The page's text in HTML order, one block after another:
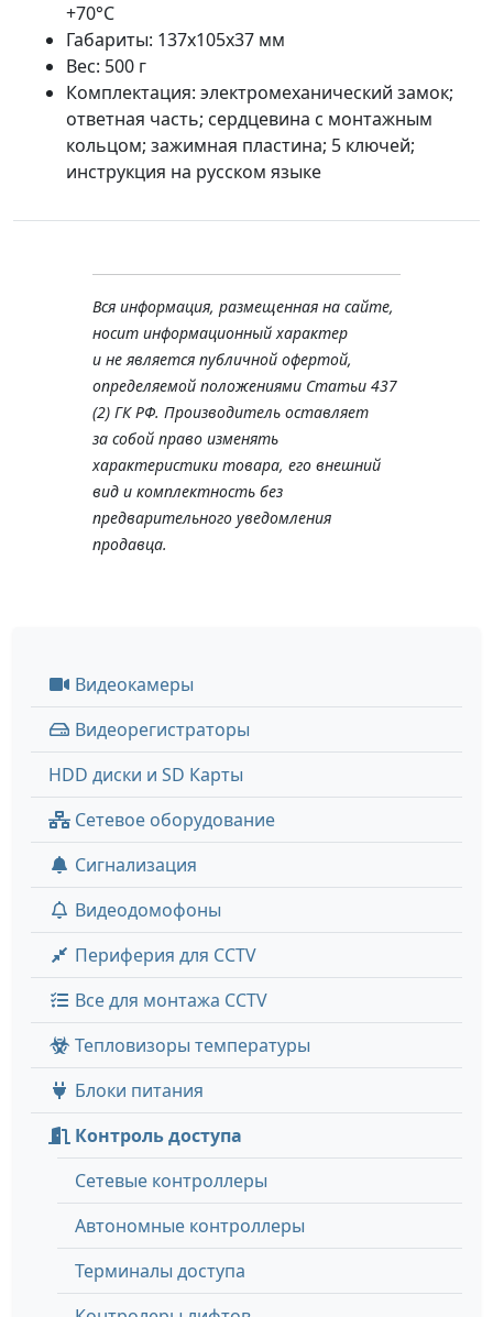
+70°С
Габариты: 137х105х37 мм
Вес: 500 г
Комплектация: электромеханический замок;
ответная часть; сердцевина с монтажным
кольцом; зажимная пластина; 5 ключей;
инструкция на русском языке
Вся информация, размещенная на сайте,
носит информационный характер
и не является публичной офертой,
определяемой положениями Статьи 437
(2) ГК РФ. Производитель оставляет
за собой право изменять
характеристики товара, его внешний
вид и комплектность без
предварительного уведомления
продавца.
Видеокамеры
Видеорегистраторы
HDD диски и SD Карты
Сетевое оборудование
Сигнализация
Видеодомофоны
Периферия для CCTV
Все для монтажа CCTV
Тепловизоры температуры
Блоки питания
Контроль доступа
Сетевые контроллеры
Автономные контроллеры
Терминалы доступа